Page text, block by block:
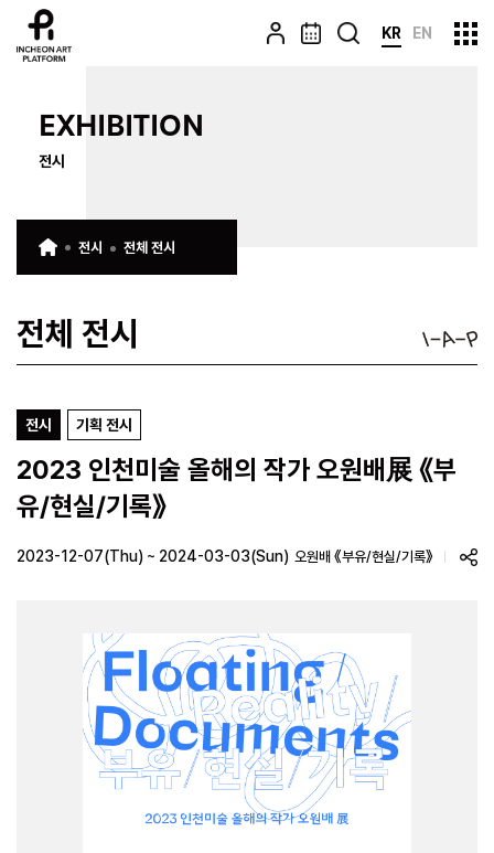
KR EN
EXHIBITION
전시
전시 전체 전시
전체 전시
전시 기획 전시
2023 인천미술 올해의 작가 오원배展 《부
유/현실/기록》
2023-12-07(Thu) ~ 2024-03-03(Sun) 오원배 《부유/현실/기록》